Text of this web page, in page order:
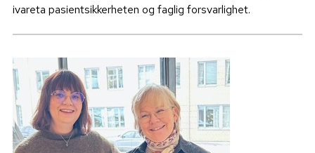
ivareta pasientsikkerheten og faglig forsvarlighet.